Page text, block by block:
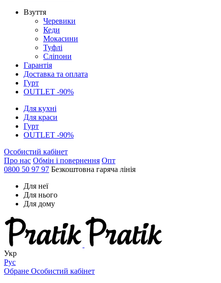
Взуття
Черевики
Кеди
Мокасини
Туфлі
Сліпони
Гарантія
Доставка та оплата
Гурт
OUTLET -90%
Для кухні
Для краси
Гурт
OUTLET -90%
Особистий кабінет
Про нас Обмін і повернення Опт
0800 50 97 97 Безкоштовна гаряча лінія
Для неї
Для нього
Для дому
Укр
Рус
Обране Особистий кабінет